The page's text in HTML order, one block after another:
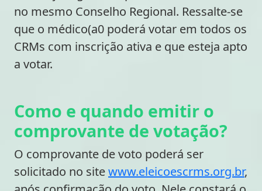
no mesmo Conselho Regional. Ressalte-se
que o médico(a0 poderá votar em todos os
CRMs com inscrição ativa e que esteja apto
a votar.
Como e quando emitir o
comprovante de votação?
O comprovante de voto poderá ser
solicitado no sitewww.eleicoescrms.org.br,